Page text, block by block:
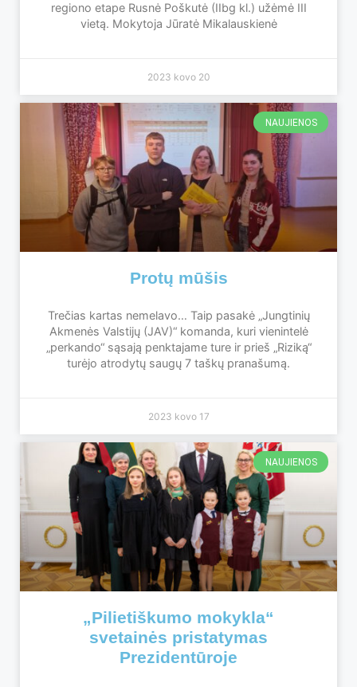
regiono etape Rusnė Poškutė (IIbg kl.) užėmė III
vietą. Mokytoja Jūratė Mikalauskienė
2023 kovo 20
NAUJIENOS
Protų mūšis
Trečias kartas nemelavo… Taip pasakė „Jungtinių
Akmenės Valstijų (JAV)“ komanda, kuri vienintelė
„perkando“ sąsają penktajame ture ir prieš „Riziką“
turėjo atrodytų saugų 7 taškų pranašumą.
2023 kovo 17
NAUJIENOS
„Pilietiškumo mokykla“
svetainės pristatymas
Prezidentūroje